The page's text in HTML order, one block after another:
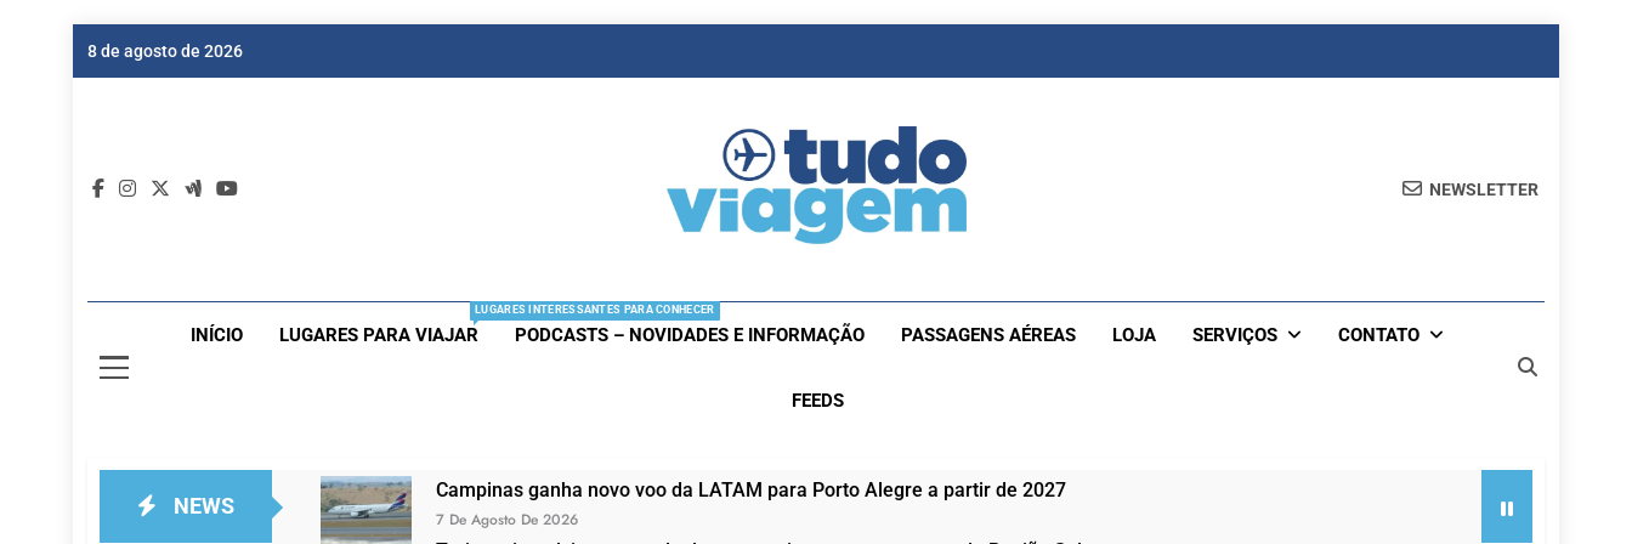
8 de agosto de 2026
NEWSLETTER
INÍCIO LUGARES PARA VIAJAR
LUGARES INTERESSANTES PARA CONHECER
PODCASTS – NOVIDADES E INFORMAÇÃO PASSAGENS AÉREAS LOJA SERVIÇOS CONTATO
FEEDS
NEWS
Campinas ganha novo voo da LATAM para Porto Alegre a partir de 2027
7 De Agosto De 2026